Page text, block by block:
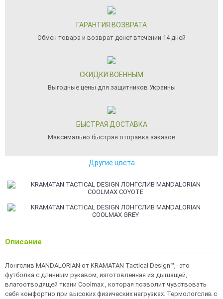
ГАРАНТИЯ ВОЗВРАТА
Обмен товара и возврат денег втечении 14 дней
СКИДКИ ВОЕННЫМ
Выгодные цены для защитников Украины
БЫСТРАЯ ДОСТАВКА
Максимально быстрая отправка заказов
Другие цвета
Описание
Лонгслив MANDALORIAN от KRAMATAN Tactical Design™,- это
футболка с длинным рукавом, изготовленная из дышащей,
влагоотводящей ткани Coolmax , которая позволит чувствовать
себя комфортно при высоких физических нагрузках. Термологслив с